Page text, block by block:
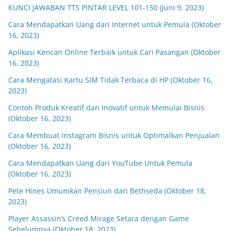
KUNCI JAWABAN TTS PINTAR LEVEL 101-150 (Juni 9, 2023)
Cara Mendapatkan Uang dari Internet untuk Pemula (Oktober
16, 2023)
Aplikasi Kencan Online Terbaik untuk Cari Pasangan (Oktober
16, 2023)
Cara Mengatasi Kartu SIM Tidak Terbaca di HP (Oktober 16,
2023)
Contoh Produk Kreatif dan Inovatif untuk Memulai Bisnis
(Oktober 16, 2023)
Cara Membuat Instagram Bisnis untuk Optimalkan Penjualan
(Oktober 16, 2023)
Cara Mendapatkan Uang dari YouTube Untuk Pemula
(Oktober 16, 2023)
Pete Hines Umumkan Pensiun dari Bethseda (Oktober 18,
2023)
Player Assassin’s Creed Mirage Setara dengan Game